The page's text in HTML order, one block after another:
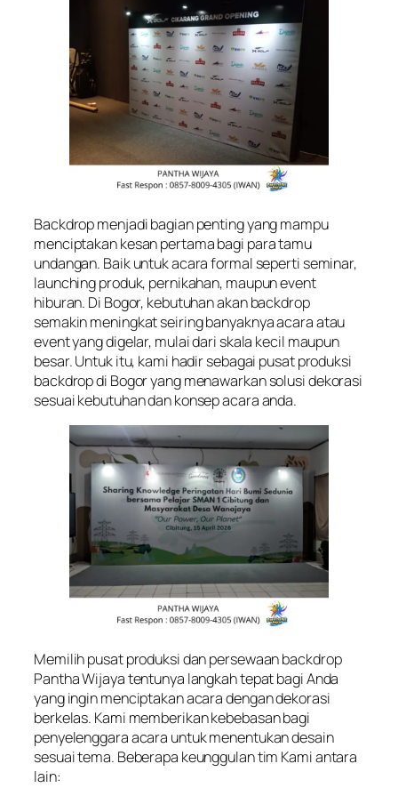
Backdrop menjadi bagian penting yang mampu
menciptakan kesan pertama bagi para tamu
undangan. Baik untuk acara formal seperti seminar,
launching produk, pernikahan, maupun event
hiburan. Di Bogor, kebutuhan akan backdrop
semakin meningkat seiring banyaknya acara atau
event yang digelar, mulai dari skala kecil maupun
besar. Untuk itu, kami hadir sebagai pusat produksi
backdrop di Bogor yang menawarkan solusi dekorasi
sesuai kebutuhan dan konsep acara anda.
Memilih pusat produksi dan persewaan backdrop
Pantha Wijaya tentunya langkah tepat bagi Anda
yang ingin menciptakan acara dengan dekorasi
berkelas. Kami memberikan kebebasan bagi
penyelenggara acara untuk menentukan desain
sesuai tema. Beberapa keunggulan tim Kami antara
lain: